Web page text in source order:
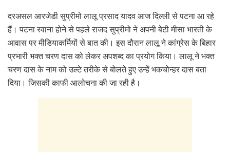
दरअसल आरजेडी सुप्रीमो लालू प्रसाद यादव आज दिल्ली से पटना आ रहे
हैं। पटना रवाना होने से पहले राजद सुप्रीमो ने अपनी बेटी मीसा भारती के
आवास पर मीडियाकर्मियों से बात की। इस दौरान लालू ने कांग्रेस के बिहार
प्रभारी भक्त चरण दास को लेकर अपशब्द का प्रयोग किया। लालू ने भक्त
चरण दास के नाम को उल्टे तरीके से बोलते हुए उन्हें भकचोन्हर दास बता
दिया। जिसकी काफी आलोचना की जा रही है।